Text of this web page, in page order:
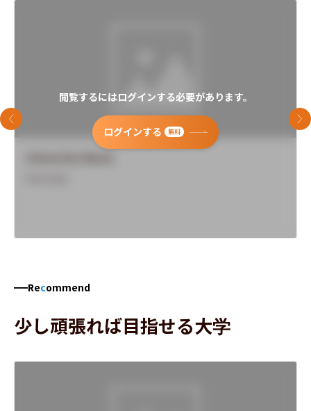
閲覧するにはログインする必要があります。
ログインする 無料
前のスライド 次
Recommend
少し頑張れば目指せる大学